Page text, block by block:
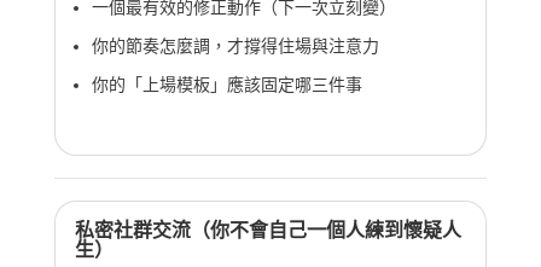
一個最有效的修正動作（下一次立刻變）
你的節奏怎麼調，才撐得住場與注意力
你的「上場模板」應該固定哪三件事
私密社群交流（你不會自己一個人練到懷疑人
生）